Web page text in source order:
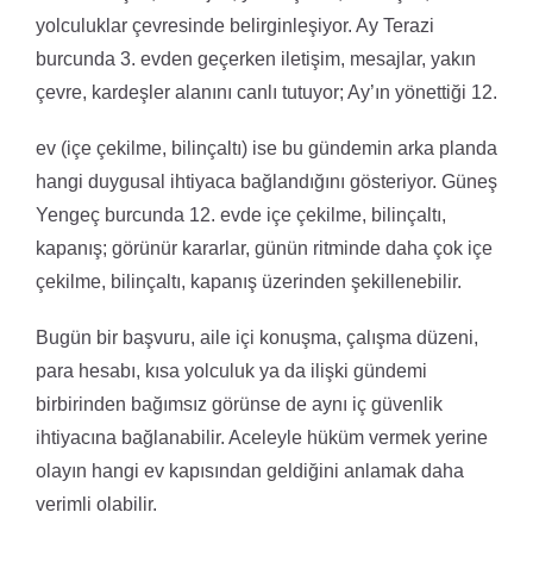
yolculuklar çevresinde belirginleşiyor. Ay Terazi
burcunda 3. evden geçerken iletişim, mesajlar, yakın
çevre, kardeşler alanını canlı tutuyor; Ay’ın yönettiği 12.
ev (içe çekilme, bilinçaltı) ise bu gündemin arka planda
hangi duygusal ihtiyaca bağlandığını gösteriyor. Güneş
Yengeç burcunda 12. evde içe çekilme, bilinçaltı,
kapanış; görünür kararlar, günün ritminde daha çok içe
çekilme, bilinçaltı, kapanış üzerinden şekillenebilir.
Bugün bir başvuru, aile içi konuşma, çalışma düzeni,
para hesabı, kısa yolculuk ya da ilişki gündemi
birbirinden bağımsız görünse de aynı iç güvenlik
ihtiyacına bağlanabilir. Aceleyle hüküm vermek yerine
olayın hangi ev kapısından geldiğini anlamak daha
verimli olabilir.